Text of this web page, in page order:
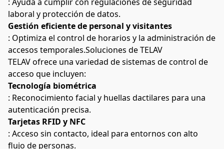
laboral y protección de datos.
Gestión eficiente de personal y visitantes
: Optimiza el control de horarios y la administración de
accesos temporales.Soluciones de TELAV
TELAV ofrece una variedad de sistemas de control de
acceso que incluyen:
Tecnología biométrica
: Reconocimiento facial y huellas dactilares para una
autenticación precisa.
Tarjetas RFID y NFC
: Acceso sin contacto, ideal para entornos con alto
flujo de personas.